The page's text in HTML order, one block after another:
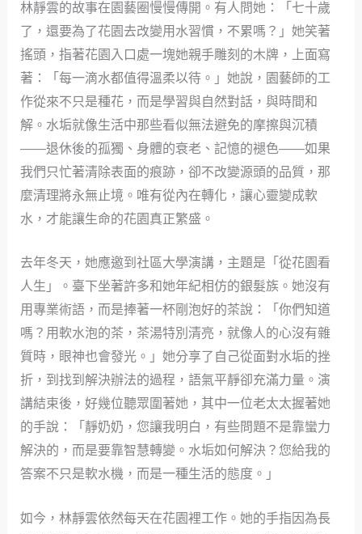
林靜雲的故事在園藝圈慢慢傳開。有人問她：「七十歲
了，還要為了花園去改變用水習慣，不累嗎？」她笑著
搖頭，指著花園入口處一塊她親手雕刻的木牌，上面寫
著：「每一滴水都值得溫柔以待。」她說，園藝師的工
作從來不只是種花，而是學習與自然對話，與時間和
解。水垢就像生活中那些看似無法避免的摩擦與沉積
——退休後的孤獨、身體的衰老、記憶的褪色——如果
我們只忙著清除表面的痕跡，卻不改變源頭的品質，那
麼清理將永無止境。唯有從內在轉化，讓心靈變成軟
水，才能讓生命的花園真正繁盛。
去年冬天，她應邀到社區大學演講，主題是「從花園看
人生」。臺下坐著許多和她年紀相仿的銀髮族。她沒有
用專業術語，而是捧著一杯剛泡好的茶說：「你們知道
嗎？用軟水泡的茶，茶湯特別清亮，就像人的心沒有雜
質時，眼神也會發光。」她分享了自己從面對水垢的挫
折，到找到解決辦法的過程，語氣平靜卻充滿力量。演
講結束後，好幾位聽眾圍著她，其中一位老太太握著她
的手說：「靜奶奶，您讓我明白，有些問題不是靠蠻力
解決的，而是要靠智慧轉變。水垢如何解決？您給我的
答案不只是軟水機，而是一種生活的態度。」
如今，林靜雲依然每天在花園裡工作。她的手指因為長